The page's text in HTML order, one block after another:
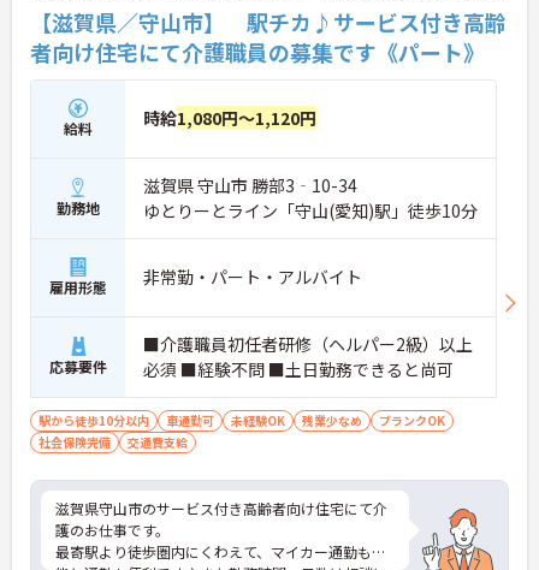
【滋賀県／守山市】 駅チカ♪サービス付き高齢
者向け住宅にて介護職員の募集です《パート》
給料 時給1,080円～1,120円
勤務地
滋賀県 守山市 勝部3‐10-34
ゆとりーとライン「守山(愛知)駅」徒歩10分
雇用形態 非常勤・パート・アルバイト
応募要件
■介護職員初任者研修（ヘルパー2級）以上
必須 ■経験不問 ■土日勤務できると尚可
駅から徒歩10分以内 車通勤可 未経験OK 残業少なめ
ブランクOK
社会保険完備
交通費支給
滋賀県守山市のサービス付き高齢者向け住宅にて介
護のお仕事です。
最寄駅より徒歩圏内にくわえて、マイカー通勤も可